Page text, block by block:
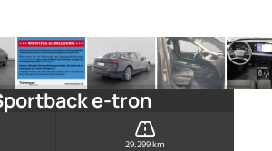
e-tron
29.299 km